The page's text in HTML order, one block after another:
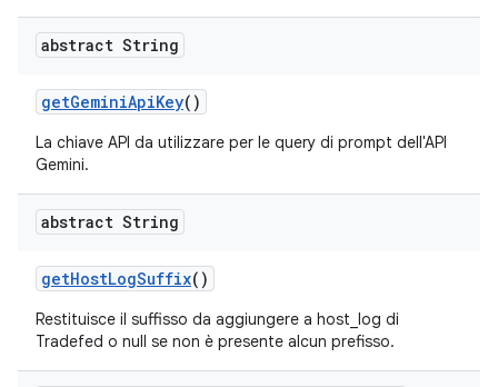
abstract String
getGeminiApiKey()
La chiave API da utilizzare per le query di prompt dell'API
Gemini.
abstract String
getHostLogSuffix()
Restituisce il suffisso da aggiungere a host_log di
Tradefed o null se non è presente alcun prefisso.